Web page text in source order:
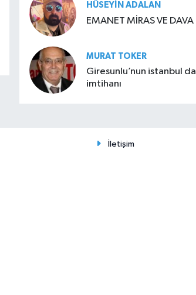
HÜSEYIN ADALAN
EMANET MİRAS VE DAVA
MURAT TOKER
Giresunlu’nun istanbul da
imtihanı
İletişim